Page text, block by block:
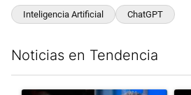
Inteligencia Artificial ChatGPT
Noticias en Tendencia